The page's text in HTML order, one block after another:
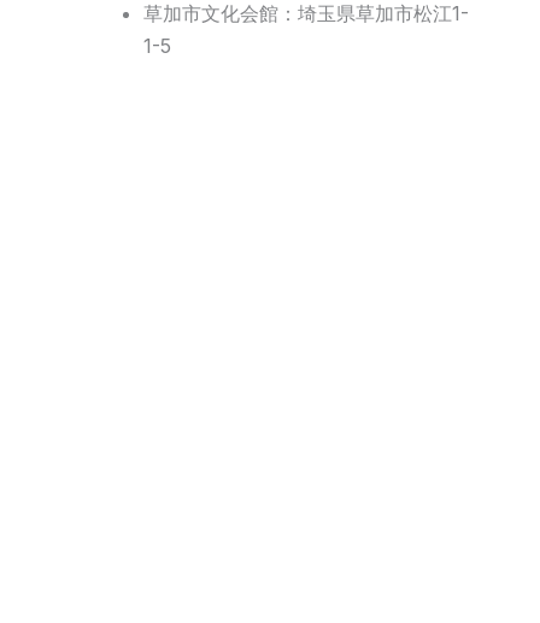
草加市文化会館：埼玉県草加市松江1-
1-5